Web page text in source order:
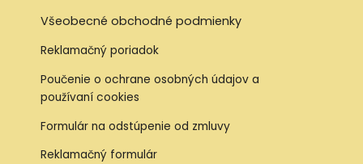
Všeobecné obchodné podmienky
Reklamačný poriadok
Poučenie o ochrane osobných údajov a
používaní cookies
Formulár na odstúpenie od zmluvy
Reklamačný formulár